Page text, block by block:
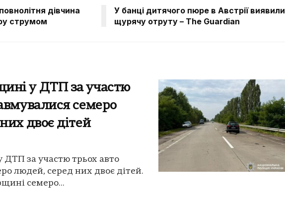
дівчина
струмом
У банці дитячого пюре в Австрії виявили
щурячу отруту – The Guardian
у ДТП за участю
семеро
двоє дітей
за участю трьох авто
людей, серед них двоє дітей.
семеро...